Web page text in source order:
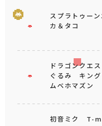
スプラトゥー
カ＆タコ
ドラゴンクエ
ぐるみ キング
ムベホマズン
初音ミク T-